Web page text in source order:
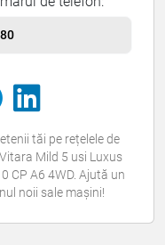
tăi pe rețelele de
Mild 5 usi Luxus
CP A6 4WD. Ajută un
noii sale mașini!